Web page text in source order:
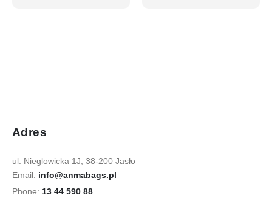
Adres
ul. Nieglowicka 1J, 38-200 Jasło
Email: info@anmabags.pl
Phone: 13 44 590 88